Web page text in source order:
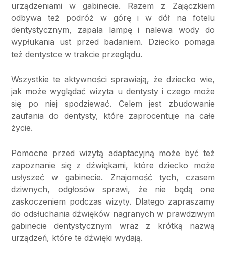
urządzeniami w gabinecie. Razem z Zajączkiem
odbywa też podróż w górę i w dół na fotelu
dentystycznym, zapala lampę i nalewa wody do
wypłukania ust przed badaniem. Dziecko pomaga
też dentystce w trakcie przeglądu.
Wszystkie te aktywności sprawiają, że dziecko wie,
jak może wyglądać wizyta u dentysty i czego może
się po niej spodziewać. Celem jest zbudowanie
zaufania do dentysty, które zaprocentuje na całe
życie.
Pomocne przed wizytą adaptacyjną może być też
zapoznanie się z dźwiękami, które dziecko może
usłyszeć w gabinecie. Znajomość tych, czasem
dziwnych, odgłosów sprawi, że nie będą one
zaskoczeniem podczas wizyty. Dlatego zapraszamy
do odsłuchania dźwięków nagranych w prawdziwym
gabinecie dentystycznym wraz z krótką nazwą
urządzeń, które te dźwięki wydają.